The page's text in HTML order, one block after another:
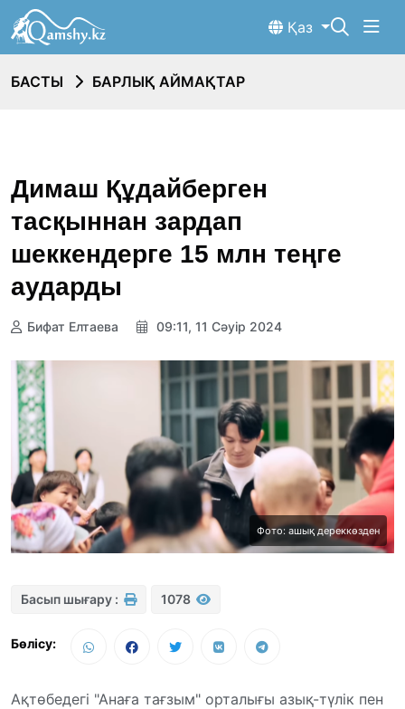
Қаз
БАСТЫ БАРЛЫҚ АЙМАҚТАР
Димаш Құдайберген
тасқыннан зардап
шеккендерге 15 млн теңге
аударды
Бифат Елтаева 09:11, 11 Сәуір 2024
Фото: ашық дереккөзден
Басып шығару : 1078
Бөлісу:
Ақтөбедегі "Анаға тағзым" орталығы азық-түлік пен